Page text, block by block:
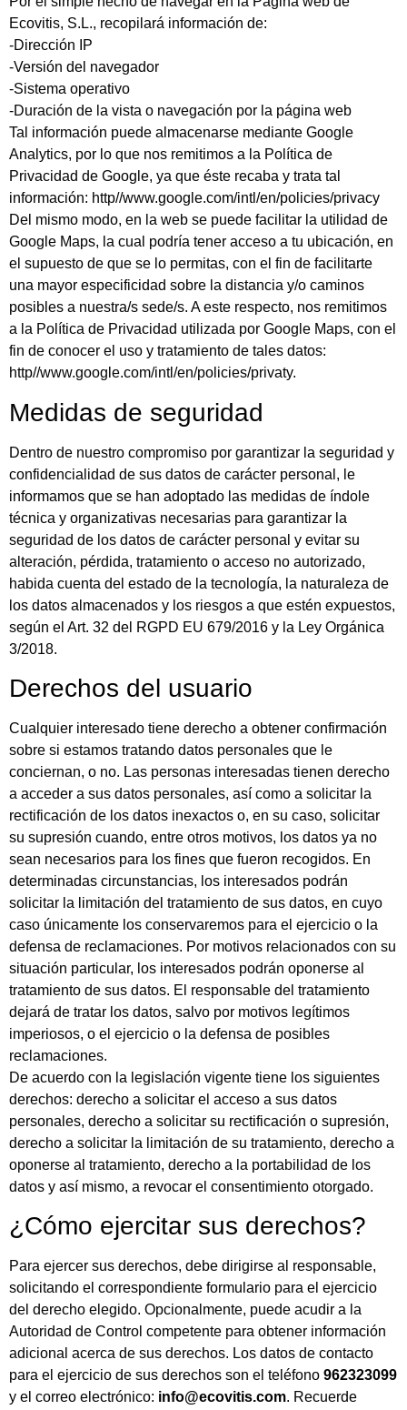
Ecovitis, S.L., recopilará información de:
-Dirección IP
-Versión del navegador
-Sistema operativo
-Duración de la vista o navegación por la página web
Tal información puede almacenarse mediante Google
Analytics, por lo que nos remitimos a la Política de
Privacidad de Google, ya que éste recaba y trata tal
información: http//www.google.com/intl/en/policies/privacy
Del mismo modo, en la web se puede facilitar la utilidad de
Google Maps, la cual podría tener acceso a tu ubicación, en
el supuesto de que se lo permitas, con el fin de facilitarte
una mayor especificidad sobre la distancia y/o caminos
posibles a nuestra/s sede/s. A este respecto, nos remitimos
a la Política de Privacidad utilizada por Google Maps, con el
fin de conocer el uso y tratamiento de tales datos:
http//www.google.com/intl/en/policies/privaty.
Medidas de seguridad
Dentro de nuestro compromiso por garantizar la seguridad y
confidencialidad de sus datos de carácter personal, le
informamos que se han adoptado las medidas de índole
técnica y organizativas necesarias para garantizar la
seguridad de los datos de carácter personal y evitar su
alteración, pérdida, tratamiento o acceso no autorizado,
habida cuenta del estado de la tecnología, la naturaleza de
los datos almacenados y los riesgos a que estén expuestos,
según el Art. 32 del RGPD EU 679/2016 y la Ley Orgánica
3/2018.
Derechos del usuario
Cualquier interesado tiene derecho a obtener confirmación
sobre si estamos tratando datos personales que le
conciernan, o no. Las personas interesadas tienen derecho
a acceder a sus datos personales, así como a solicitar la
rectificación de los datos inexactos o, en su caso, solicitar
su supresión cuando, entre otros motivos, los datos ya no
sean necesarios para los fines que fueron recogidos. En
determinadas circunstancias, los interesados podrán
solicitar la limitación del tratamiento de sus datos, en cuyo
caso únicamente los conservaremos para el ejercicio o la
defensa de reclamaciones. Por motivos relacionados con su
situación particular, los interesados podrán oponerse al
tratamiento de sus datos. El responsable del tratamiento
dejará de tratar los datos, salvo por motivos legítimos
imperiosos, o el ejercicio o la defensa de posibles
reclamaciones.
De acuerdo con la legislación vigente tiene los siguientes
derechos: derecho a solicitar el acceso a sus datos
personales, derecho a solicitar su rectificación o supresión,
derecho a solicitar la limitación de su tratamiento, derecho a
oponerse al tratamiento, derecho a la portabilidad de los
datos y así mismo, a revocar el consentimiento otorgado.
¿Cómo ejercitar sus derechos?
Para ejercer sus derechos, debe dirigirse al responsable,
solicitando el correspondiente formulario para el ejercicio
del derecho elegido. Opcionalmente, puede acudir a la
Autoridad de Control competente para obtener información
adicional acerca de sus derechos. Los datos de contacto
para el ejercicio de sus derechos son el teléfono 962323099
y el correo electrónico: info@ecovitis.com. Recuerde